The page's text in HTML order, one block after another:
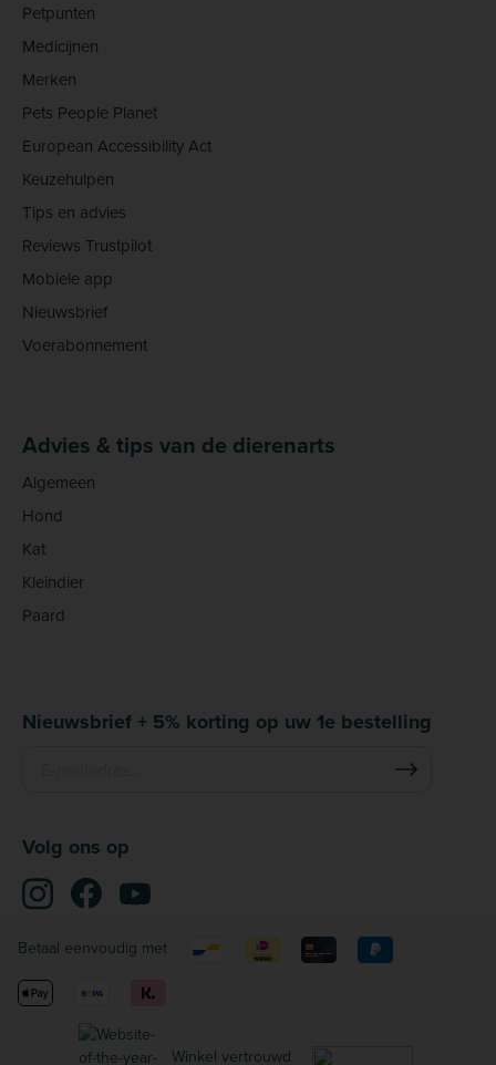
Petpunten
Medicijnen
Merken
Pets People Planet
European Accessibility Act
Keuzehulpen
Tips en advies
Reviews Trustpilot
Mobiele app
Nieuwsbrief
Voerabonnement
Advies & tips van de dierenarts
Algemeen
Hond
Kat
Kleindier
Paard
Nieuwsbrief + 5% korting op uw 1e bestelling
Volg ons op
Betaal eenvoudig met
Winkel vertrouwd